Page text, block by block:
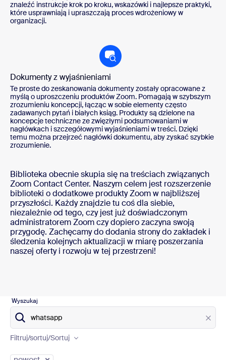
znaleźć instrukcje krok po kroku, wskazówki i najlepsze praktyki,
które usprawniają i upraszczają proces wdrożeniowy w
organizacji.
Dokumenty z wyjaśnieniami
Te proste do zeskanowania dokumenty zostały opracowane z
myślą o uproszczeniu produktów Zoom. Pomagają w szybszym
zrozumieniu koncepcji, łącząc w sobie elementy często
zadawanych pytań i białych ksiąg. Produkty są dzielone na
koncepcje techniczne ze zwięzłymi podsumowaniami w
nagłówkach i szczegółowymi wyjaśnieniami w treści. Dzięki
temu można przejrzeć nagłówki dokumentu, aby zyskać szybkie
zrozumienie.
Biblioteka obecnie skupia się na treściach związanych
Zoom Contact Center. Naszym celem jest rozszerzenie
biblioteki o dodatkowe produkty Zoom w najbliższej
przyszłości. Każdy znajdzie tu coś dla siebie,
niezależnie od tego, czy jest już doświadczonym
administratorem Zoom czy dopiero zaczyna swoją
przygodę. Zachęcamy do dodania strony do zakładek i
śledzenia kolejnych aktualizacji w miarę poszerzania
naszej oferty i rozwoju w tej przestrzeni!
Wyszukaj
Filtruj/sortuj/Sortuj
Product
Content type